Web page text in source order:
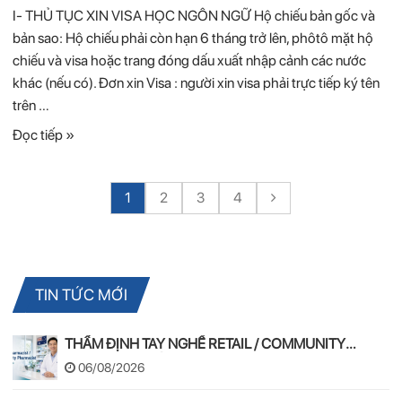
I- THỦ TỤC XIN VISA HỌC NGÔN NGỮ Hộ chiếu bản gốc và
bản sao: Hộ chiếu phải còn hạn 6 tháng trở lên, phôtô mặt hộ
chiếu và visa hoặc trang đóng dấu xuất nhập cảnh các nước
khác (nếu có). Đơn xin Visa : người xin visa phải trực tiếp ký tên
trên …
Đọc tiếp »
1 2 3 4
TIN TỨC MỚI
THẨM ĐỊNH TAY NGHỀ RETAIL / COMMUNITY
PHARMACIST ÚC 2026 – APC & OPRA
06/08/2026